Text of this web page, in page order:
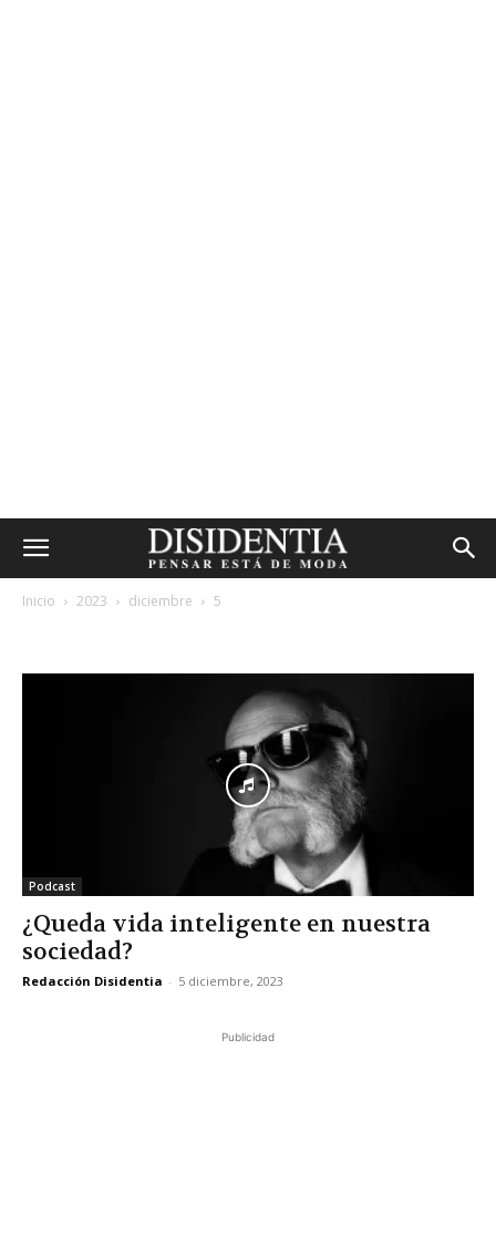
Inicio 2023 diciembre 5
Podcast
¿Queda vida inteligente en nuestra
sociedad?
Redacción Disidentia - 5 diciembre, 2023
Publicidad